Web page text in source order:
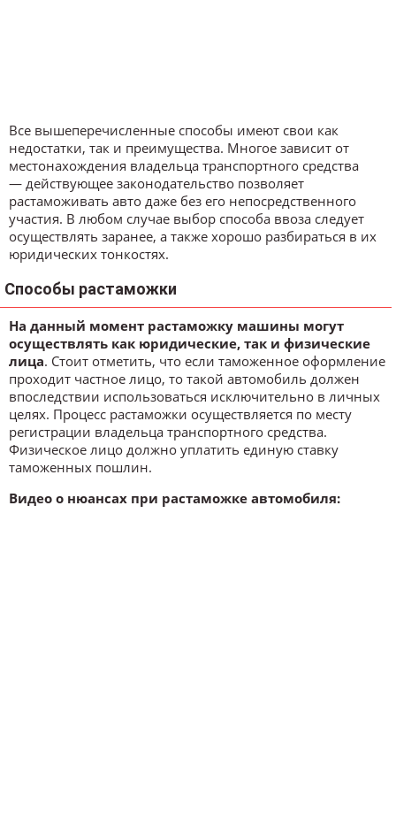
Все вышеперечисленные способы имеют свои как
недостатки, так и преимущества. Многое зависит от
местонахождения владельца транспортного средства
— действующее законодательство позволяет
растаможивать авто даже без его непосредственного
участия. В любом случае выбор способа ввоза следует
осуществлять заранее, а также хорошо разбираться в их
юридических тонкостях.
Способы растаможки
На данный момент растаможку машины могут
осуществлять как юридические, так и физические
лица. Стоит отметить, что если таможенное оформление
проходит частное лицо, то такой автомобиль должен
впоследствии использоваться исключительно в личных
целях. Процесс растаможки осуществляется по месту
регистрации владельца транспортного средства.
Физическое лицо должно уплатить единую ставку
таможенных пошлин.
Видео о нюансах при растаможке автомобиля: